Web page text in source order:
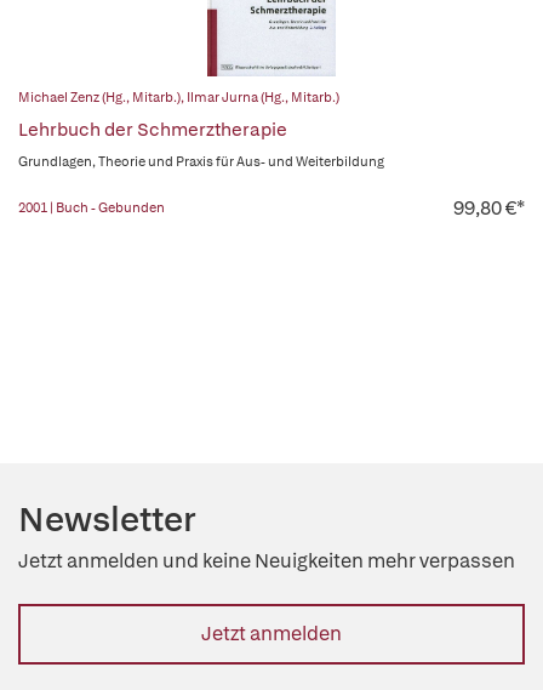
Michael Zenz (Hg., Mitarb.), Ilmar Jurna (Hg., Mitarb.)
Lehrbuch der Schmerztherapie
Grundlagen, Theorie und Praxis für Aus- und Weiterbildung
2001 | Buch - Gebunden 99,80 €*
Newsletter
Jetzt anmelden und keine Neuigkeiten mehr verpassen
Jetzt anmelden